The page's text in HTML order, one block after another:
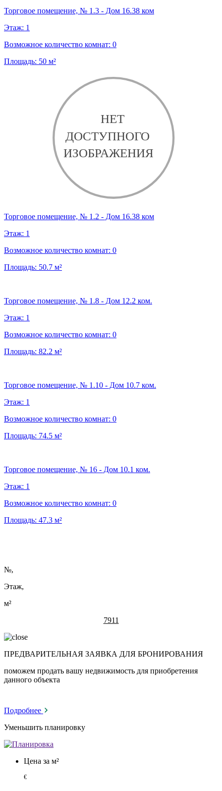
Торговое помещение, № 1.3 - Дом 16.38 ком
Этаж: 1
Возможное количество комнат: 0
Площадь: 50 м²
Торговое помещение, № 1.2 - Дом 16.38 ком
Этаж: 1
Возможное количество комнат: 0
Площадь: 50.7 м²
Торговое помещение, № 1.8 - Дом 12.2 ком.
Этаж: 1
Возможное количество комнат: 0
Площадь: 82.2 м²
Торговое помещение, № 1.10 - Дом 10.7 ком.
Этаж: 1
Возможное количество комнат: 0
Площадь: 74.5 м²
Торговое помещение, № 16 - Дом 10.1 ком.
Этаж: 1
Возможное количество комнат: 0
Площадь: 47.3 м²
№,
Этаж,
м²
7911
ПРЕДВАРИТЕЛЬНАЯ ЗАЯВКА ДЛЯ БРОНИРОВАНИЯ
поможем продать вашу недвижимость для приобретения
данного объекта
Подробнее
Уменьшить планировку
Цена за м²
€